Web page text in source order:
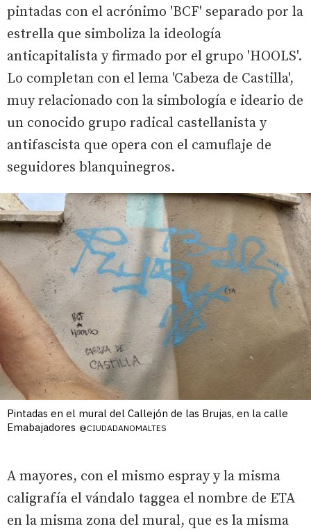
pintadas con el acrónimo 'BCF' separado por la
estrella que simboliza la ideología
anticapitalista y firmado por el grupo 'HOOLS'.
Lo completan con el lema 'Cabeza de Castilla',
muy relacionado con la simbología e ideario de
un conocido grupo radical castellanista y
antifascista que opera con el camuflaje de
seguidores blanquinegros.
Pintadas en el mural del Callejón de las Brujas, en la calle
Emabajadores @CIUDADANOMALTES
A mayores, con el mismo espray y la misma
caligrafía el vándalo taggea el nombre de ETA
en la misma zona del mural, que es la misma